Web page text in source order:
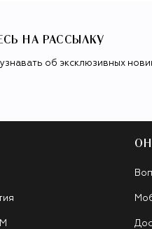
НА РАССЫЛКУ
об эксклюзивных